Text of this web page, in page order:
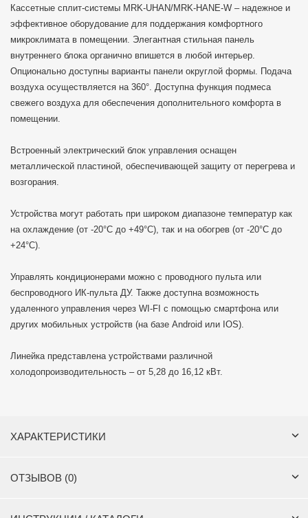
Кассетные сплит-системы MRK-UHAN/MRK-HANE-W – надежное и
эффективное оборудование для поддержания комфортного
микроклимата в помещении. Элегантная стильная панель
внутреннего блока органично впишется в любой интерьер.
Опционально доступны варианты панели округлой формы. Подача
воздуха осуществляется на 360°. Доступна функция подмеса
свежего воздуха для обеспечения дополнительного комфорта в
помещении.
Встроенный электрический блок управления оснащен
металлической пластиной, обеспечивающей защиту от перегрева и
возгорания.
Устройства могут работать при широком диапазоне температур как
на охлаждение (от -20°C до +49°C), так и на обогрев (от -20°C до
+24°C).
Управлять кондиционерами можно с проводного пульта или
беспроводного ИК-пульта ДУ. Также доступна возможность
удаленного управления через WI-FI с помощью смартфона или
других мобильных устройств (на базе Android или IOS).
Линейка представлена устройствами различной
холодопроизводительность – от 5,28 до 16,12 кВт.
ХАРАКТЕРИСТИКИ
ОТЗЫВОВ (0)